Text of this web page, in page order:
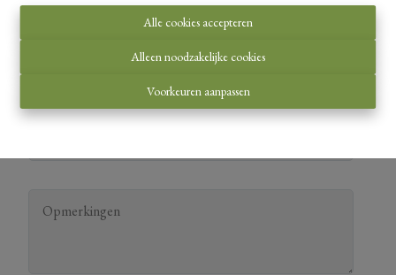
Alle cookies accepteren
Alleen noodzakelijke cookies
Voorkeuren aanpassen